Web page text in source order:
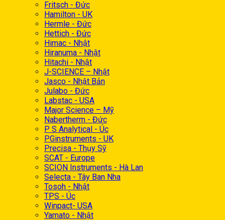
Fritsch - Đức
Hamilton - UK
Hermle - Đức
Hettich - Đức
Himac - Nhật
Hiranuma - Nhật
Hitachi - Nhật
J-SCIENCE – Nhật
Jasco - Nhật Bản
Julabo - Đức
Labstac - USA
Major Science – Mỹ
Nabertherm - Đức
P S Analytical - Úc
PGinstruments - UK
Precisa - Thụy Sỹ
SCAT - Europe
SCION Instruments - Hà Lan
Selecta - Tây Ban Nha
Tosoh - Nhật
TPS - Úc
Winpact- USA
Yamato - Nhật